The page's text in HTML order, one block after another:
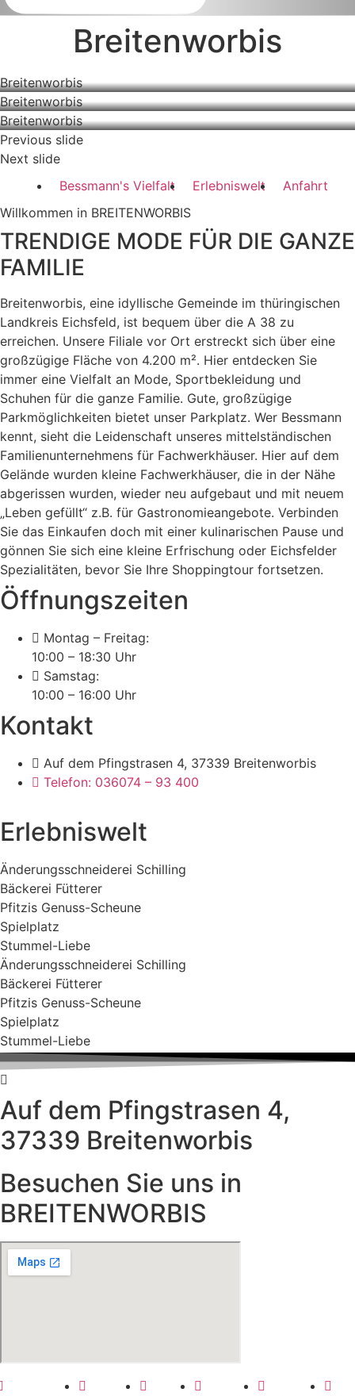
Breitenworbis
Breitenworbis
Breitenworbis
Breitenworbis
Previous slide
Next slide
Bessmann's Vielfalt
Erlebniswelt
Anfahrt
Willkommen in BREITENWORBIS
TRENDIGE MODE FÜR DIE GANZE
FAMILIE
Breitenworbis, eine idyllische Gemeinde im thüringischen
Landkreis Eichsfeld, ist bequem über die A 38 zu
erreichen. Unsere Filiale vor Ort erstreckt sich über eine
großzügige Fläche von 4.200 m². Hier entdecken Sie
immer eine Vielfalt an Mode, Sportbekleidung und
Schuhen für die ganze Familie. Gute, großzügige
Parkmöglichkeiten bietet unser Parkplatz. Wer Bessmann
kennt, sieht die Leidenschaft unseres mittelständischen
Familienunternehmens für Fachwerkhäuser. Hier auf dem
Gelände wurden kleine Fachwerkhäuser, die in der Nähe
abgerissen wurden, wieder neu aufgebaut und mit neuem
„Leben gefüllt“ z.B. für Gastronomieangebote. Verbinden
Sie das Einkaufen doch mit einer kulinarischen Pause und
gönnen Sie sich eine kleine Erfrischung oder Eichsfelder
Spezialitäten, bevor Sie Ihre Shoppingtour fortsetzen.
Öffnungszeiten
Montag – Freitag:
10:00 – 18:30 Uhr
Samstag:
10:00 – 16:00 Uhr
Kontakt
Auf dem Pfingstrasen 4, 37339 Breitenworbis
Telefon: 036074 – 93 400
Erlebniswelt
Änderungs­schnei­derei Schilling
Bäckerei Fütterer
Pfitzis Genuss-Scheune
Spielplatz
Stummel​-Liebe
Änderungs­schnei­derei Schilling
Bäckerei Fütterer
Pfitzis Genuss-Scheune
Spielplatz
Stummel​-Liebe
Auf dem Pfingstrasen 4,
37339 Breitenworbis​
Besuchen Sie uns in
BREITENWORBIS